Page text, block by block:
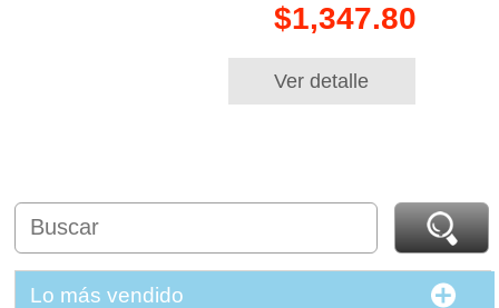
$1,347.80
Ver detalle
Lo más vendido